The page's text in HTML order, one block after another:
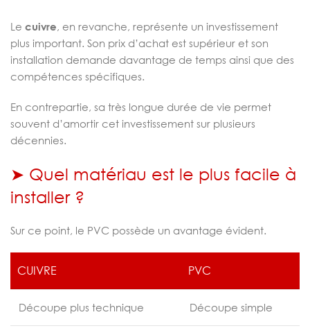
Le cuivre, en revanche, représente un investissement
plus important. Son prix d’achat est supérieur et son
installation demande davantage de temps ainsi que des
compétences spécifiques.
En contrepartie, sa très longue durée de vie permet
souvent d’amortir cet investissement sur plusieurs
décennies.
➤ Quel matériau est le plus facile à
installer ?
Sur ce point, le PVC possède un avantage évident.
CUIVRE PVC
Découpe plus technique Découpe simple